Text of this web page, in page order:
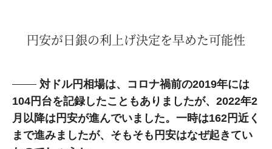
円安が日銀の利上げ決定を早めた可能性
対ドル円相場は、コロナ禍前の2019年には
104円台を記録したこともありましたが、2022年2
月以降は円安が進んでいました。一時は162円近く
まで進みましたが、そもそも円安はなぜ起きてい